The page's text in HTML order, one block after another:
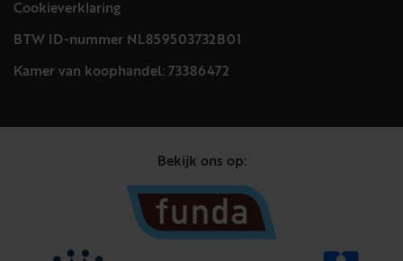
Cookieverklaring
BTW ID-nummer NL859503732B01
Kamer van koophandel: 73386472
Bekijk ons op: